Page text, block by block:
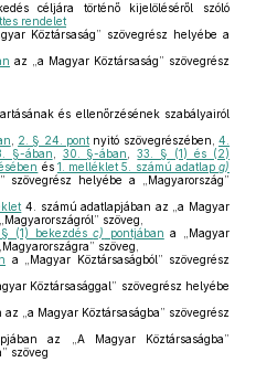
céljára történő kijelöléséről szóló
rendelet
Köztársaság” szövegrész helyébe a
az „a Magyar Köztársaság” szövegrész
és ellenőrzésének szabályairól
2. § 24. pont nyitó szövegrészében,4.
§-ában 30. §-ában ,33. § (1) és (2)
és 1. melléklet 5. számú adatlapg)
szövegrész helyébe a „Magyarország”
4. számú adatlapjában az „a Magyar
szöveg,
(1) bekezdésc) pontjában a „Magyar
szöveg,
a „Magyar Köztársaságból” szövegrész
Köztársasággal” szövegrész helyébe
„a Magyar Köztársaságba” szövegrész
az „A Magyar Köztársaságba”
szöveg